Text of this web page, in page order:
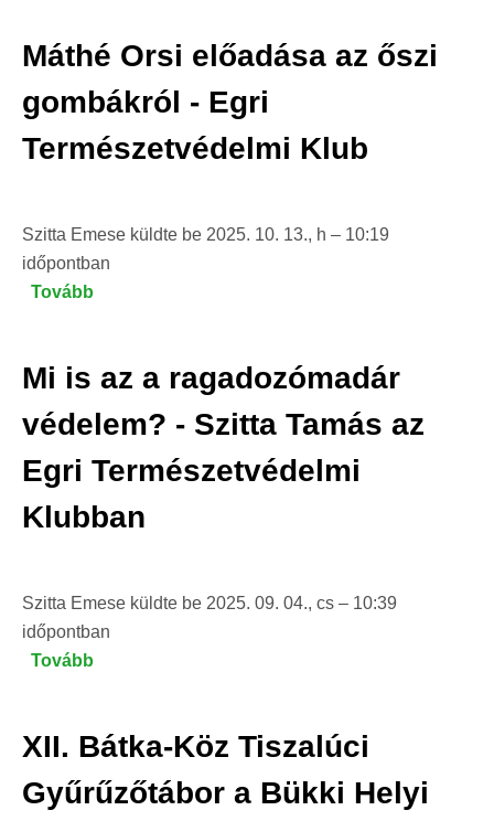
-
Roland
előadása
Természetvédelmi
Klubban)
Máthé Orsi előadása az őszi
gombákról - Egri
Természetvédelmi Klub
Szitta Emese küldte be 2025. 10. 13., h – 10:19
időpontban
Tovább
az
gombákról
-
Természetvédelmi
Mi is az a ragadozómadár
védelem? - Szitta Tamás az
Egri Természetvédelmi
Klubban
Szitta Emese küldte be 2025. 09. 04., cs – 10:39
időpontban
Tovább
a
védelem?
XII. Bátka-Köz Tiszalúci
Gyűrűzőtábor a Bükki Helyi